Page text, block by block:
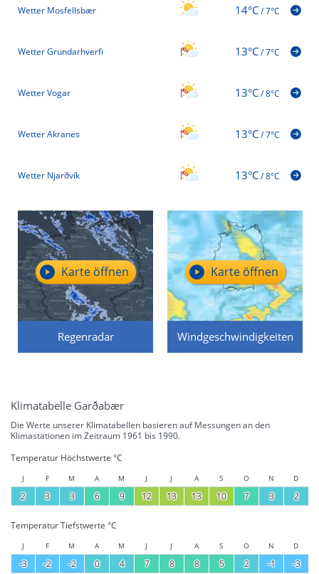
Wetter Mosfellsbær 14°C/7°C
Wetter Grundarhverfi 13°C/7°C
Wetter Vogar 13°C/8°C
Wetter Akranes 13°C/7°C
Wetter Njarðvík 13°C/8°C
Regenradar
Karte öffnen
Windgeschwindigkeiten
Karte öffnen
Klimatabelle Garðabær
Die Werte unserer Klimatabellen basieren auf Messungen an den
Klimastationen im Zeitraum 1961 bis 1990.
Temperatur Höchstwerte °C
J F M A M J J A S O N D
2 3 3 6 9 12 13 13 10 7 3 2
Temperatur Tiefstwerte °C
J F M A M J J A S O N D
-3 -2 -2 0 4 7 8 8 5 2 -1 -3